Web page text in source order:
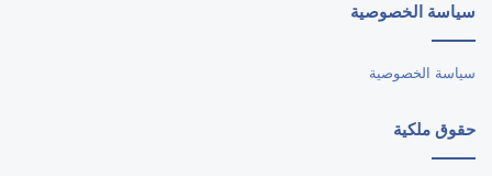
سياسة الخصوصية
سياسة الخصوصية
حقوق ملكية